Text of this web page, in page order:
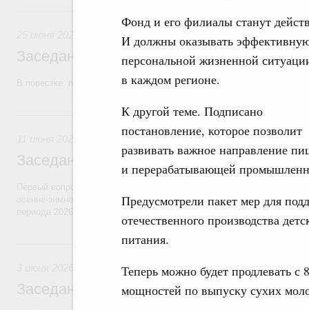
Фонд и его филиалы станут
И должны оказывать
персональной жизненной
в каждом регионе.
К другой теме. Подписано
постановление, которое позволит
развивать важное направление
и перерабатывающей
Предусмотрели пакет мер для
отечественного производства
питания.
Теперь можно будет продлевать
мощностей по выпуску сухих
Заседание Правительства (2026 год,
В повестке: проекты федеральных законов, бюджетные
11 июня, четверг
Заседание Правительства (2026 год,
осенне-зимнего периода 2025–2026 годов и задачах по подготовке
Заседание Правительства (2026 год,